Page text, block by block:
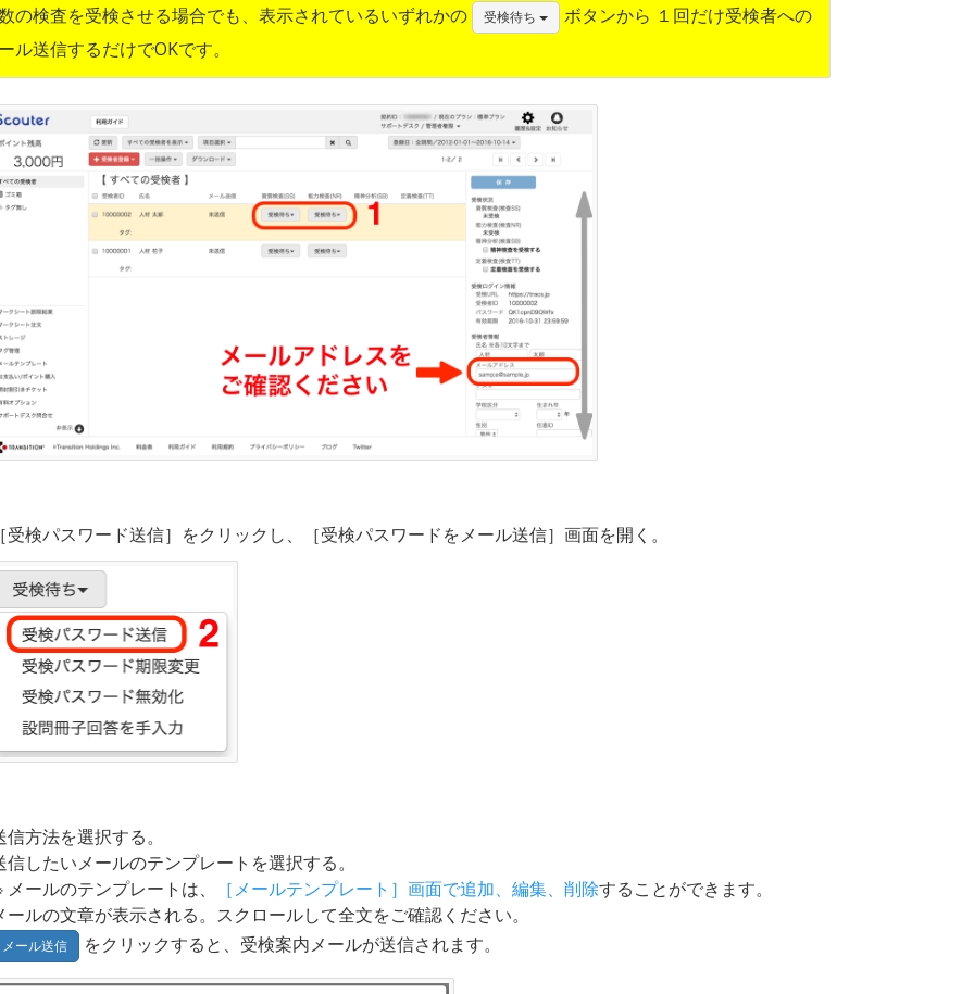
の検査を受検させる場合でも、表示されているいずれかの
受検待ち
ボタンから １回だけ受検者への
ル送信するだけでOKです。
受検パスワード送信］をクリックし、［受検パスワードをメール送信］画面を開く。
信方法を選択する。
信したいメールのテンプレートを選択する。
メールのテンプレートは、
［メールテンプレート］画面で追加、編集、削除することができます。
ールの文章が表示される。スクロールして全文をご確認ください。
メール送信 をクリックすると、受検案内メールが送信されます。